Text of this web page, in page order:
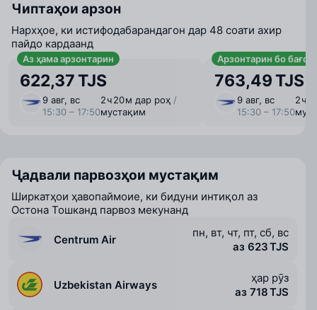
Чиптаҳои арзон
Нархҳое, ки истифодабарандагон дар 48 соати ахир
пайдо кардаанд
Аз ҳама арзонтарин
622,37 TJS
9 авг, вс
15:30 – 17:50
2 ⁠ч 20 ⁠м дар роҳ /
мустақим
Арзонтарин бо бағоҷ
763,49 TJS
9 авг, вс
15:30 – 17:50
2 ⁠ч
Ҷадвали парвозҳои мустақим
Ширкатҳои ҳавопаймоие, ки бидуни интиқол аз
Остона Тошканд парвоз мекунанд
Centrum Air
пн, вт, чт, пт, сб, вс
аз 623 TJS
Uzbekistan Airways
ҳар рӯз
аз 718 TJS